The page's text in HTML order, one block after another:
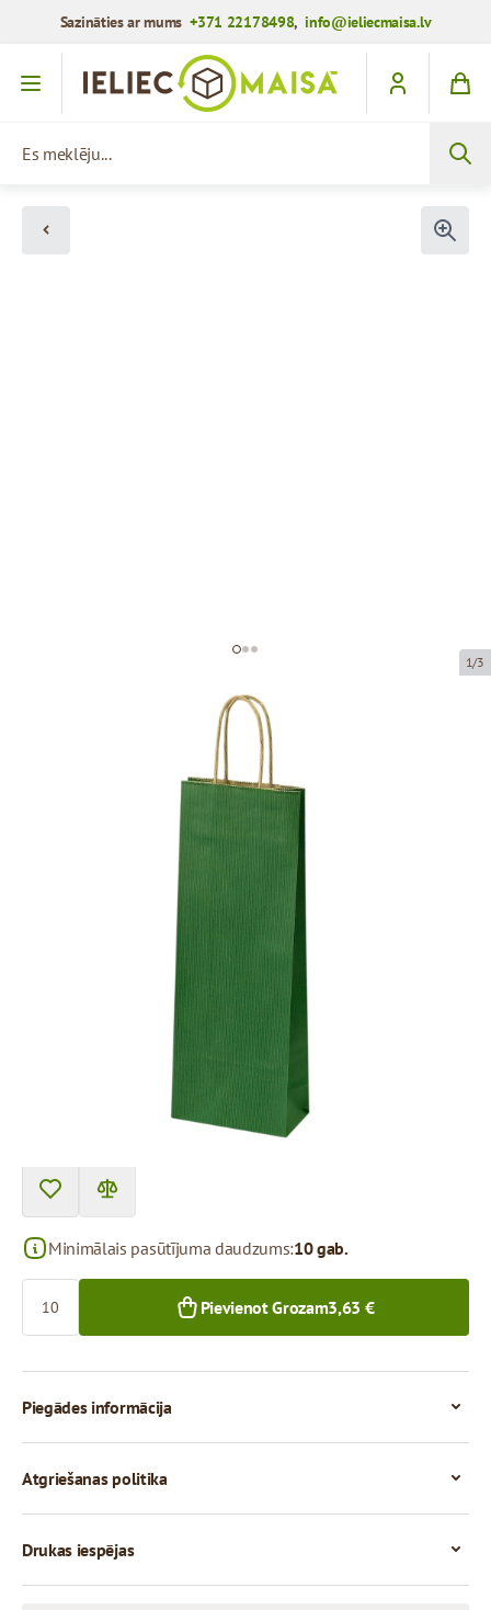
Sazināties ar mums+371 22178498,info@ieliecmaisa.lv
Iet uz saturu
1/3
Tumši zaļi papīra maisiņi ar
brūniem vītiem rokturiem
14 x 8 x 39 cm
brūns/zaļš kraftpapīrs
Prece ir pieejama saņemšanai pakomātā.
0,34 €
300+ gab.
Minimālais pasūtījuma daudzums:10 gab.
Pievienot Grozam3,63 €
Piegādes informācija
Atgriešanas politika
Drukas iespējas